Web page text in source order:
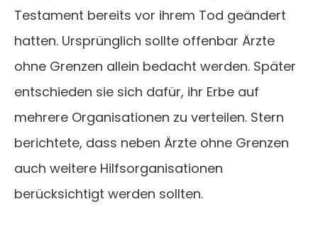
Testament bereits vor ihrem Tod geändert
hatten. Ursprünglich sollte offenbar Ärzte
ohne Grenzen allein bedacht werden. Später
entschieden sie sich dafür, ihr Erbe auf
mehrere Organisationen zu verteilen. Stern
berichtete, dass neben Ärzte ohne Grenzen
auch weitere Hilfsorganisationen
berücksichtigt werden sollten.